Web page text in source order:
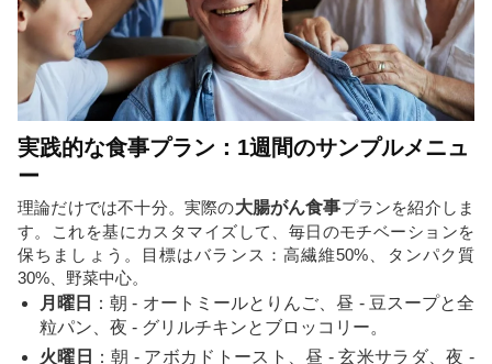
実践的な食事プラン：1週間のサンプルメニュ
ー
理論だけでは不十分。実際の大腸がん食事プランを紹介しま
す。これを基にカスタマイズして、毎日のモチベーションを
保ちましょう。目標はバランス：高繊維50%、タンパク質
30%、野菜中心。
月曜日
：朝 - オートミールとりんご、昼 - 豆スープと全
粒パン、夜 - グリルチキンとブロッコリー。
火曜日
：朝 - アボカドトースト、昼 - 玄米サラダ、夜 -